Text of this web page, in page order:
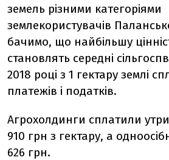
земель різними категоріями
землекористувачів
бачимо, що найбільшу
становлять середні
2018 році з 1 гектару землі
платежів і податків.
Агрохолдинги сплатили
910 грн з гектару, а
626 грн.